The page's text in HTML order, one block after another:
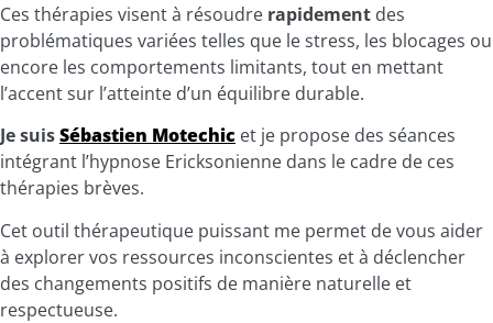
Ces thérapies visent à résoudre rapidement des
problématiques variées telles que le stress, les blocages ou
encore les comportements limitants, tout en mettant
l’accent sur l’atteinte d’un équilibre durable.
Je suisSébastien Motechic et je propose des séances
intégrant l’hypnose Ericksonienne dans le cadre de ces
thérapies brèves.
Cet outil thérapeutique puissant me permet de vous aider
à explorer vos ressources inconscientes et à déclencher
des changements positifs de manière naturelle et
respectueuse.